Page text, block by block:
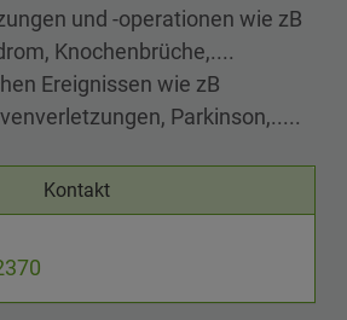
und -operationen wie zB
Knochenbrüche,....
Ereignissen wie zB
Parkinson,.....
Kontakt